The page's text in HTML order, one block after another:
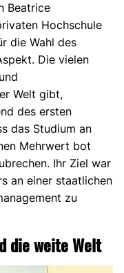
Beatrice
Hochschule
die Wahl des
Die vielen
Welt gibt,
des ersten
das Studium an
Mehrwert bot
Ihr Ziel war
an einer staatlichen
zu
die weite Welt